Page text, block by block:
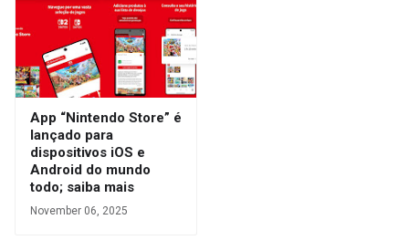
App “Nintendo Store” é
lançado para
dispositivos iOS e
Android do mundo
todo; saiba mais
November 06, 2025